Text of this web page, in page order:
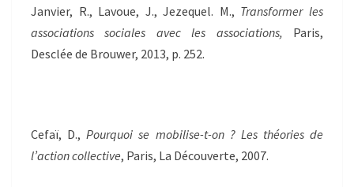
Janvier, R., Lavoue, J., Jezequel. M., Transformer les
associations sociales avec les associations, Paris,
Desclée de Brouwer, 2013, p. 252.
Cefaï, D.,Pourquoi se mobilise-t-on ? Les théories de
l’action collective, Paris, La Découverte, 2007.